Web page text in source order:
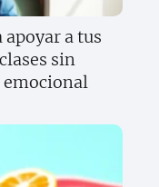
apoyar a tus
sin
emocional